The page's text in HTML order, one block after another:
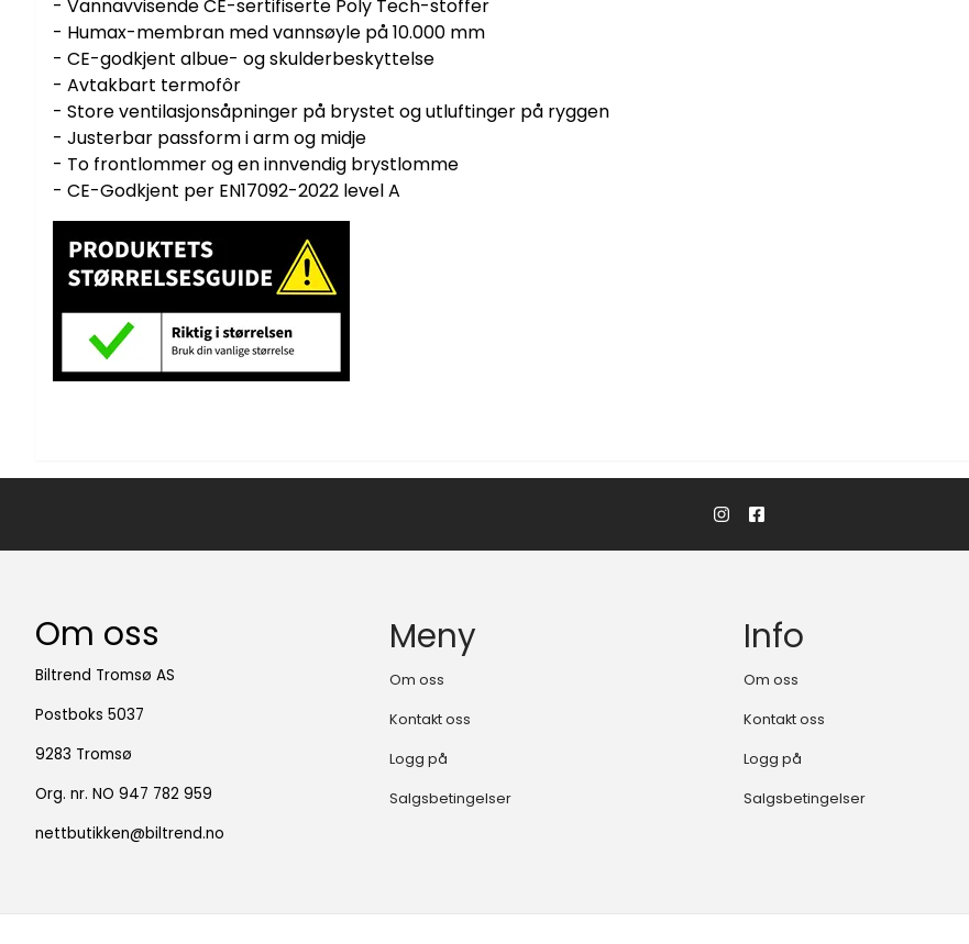
- Vannavvisende CE-sertifiserte Poly Tech-stoffer
- Humax-membran med vannsøyle på 10.000 mm
- CE-godkjent albue- og skulderbeskyttelse
- Avtakbart termofôr
- Store ventilasjonsåpninger på brystet og utluftinger på ryggen
- Justerbar passform i arm og midje
- To frontlommer og en innvendig brystlomme
- CE-Godkjent per EN17092-2022 level A
Om oss
Biltrend Tromsø AS
Postboks 5037
9283 Tromsø
Org. nr. NO 947 782 959
nettbutikken@biltrend.no
Meny
Om oss
Kontakt oss
Logg på
Salgsbetingelser
Info
Om oss
Kontakt oss
Logg på
Salgsbetingelser